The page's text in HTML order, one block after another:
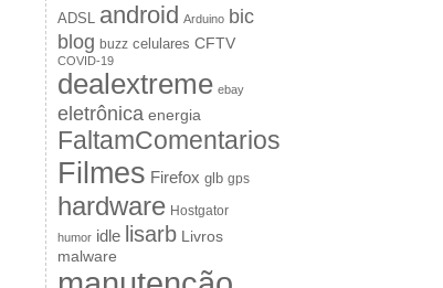
ADSL android Arduino bic
blog buzz celulares CFTV
COVID-19
dealextreme ebay
eletrônica energia
FaltamComentarios
Filmes Firefox glb gps
hardware Hostgator
humor idle lisarb Livros
malware